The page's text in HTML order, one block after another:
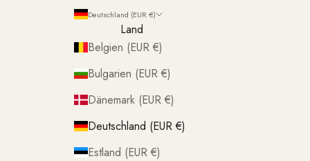
Deutschland (EUR €)
Land
Belgien (EUR €)
Bulgarien (EUR €)
Dänemark (EUR €)
Deutschland (EUR €)
Estland (EUR €)